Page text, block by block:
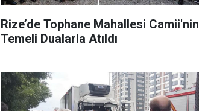
Rize’de Tophane Mahallesi Camii'nin
Temeli Dualarla Atıldı